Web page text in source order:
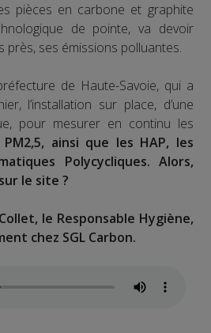
pièces en carbone et graphite
de pointe, va devoir
près, ses émissions polluantes.
de Haute-Savoie, qui a
l’installation sur place, d’une
pour mesurer en continu les
ainsi que les HAP, les
Polycycliques. Alors,
le site ?
le Responsable Hygiène,
chez SGL Carbon.